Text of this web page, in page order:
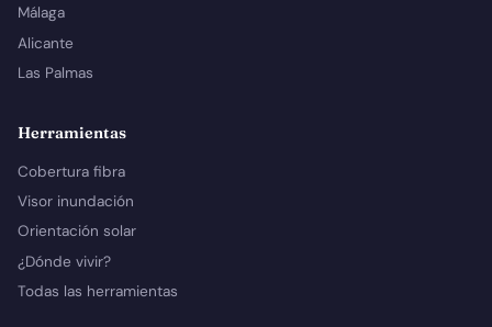
Málaga
Alicante
Las Palmas
Herramientas
Cobertura fibra
Visor inundación
Orientación solar
¿Dónde vivir?
Todas las herramientas